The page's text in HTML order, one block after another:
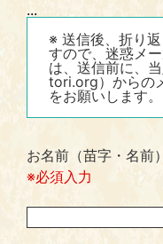
...
※ 送信後、折り
すので、迷惑メ
は、送信前に、
tori.org）からの
をお願いします。
お名前（苗字・名前）
※必須入力